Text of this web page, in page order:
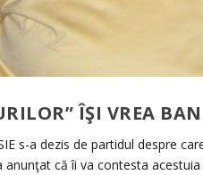
ÎŞI VREA
s-a dezis de partidul despre
anunţat că îi va contesta